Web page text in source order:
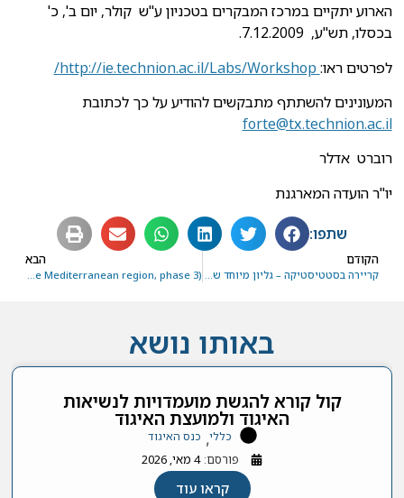
הארוע יתקיים במרכז המבקרים בטכניון ע"ש קולר, יום ב', כ'
בכסלו, תש"ע, 7.12.2009.
לפרטים ראו:
המעונינים להשתתף מתבקשים להודיע על כך לכתובת
forte@tx.technion.ac.il
רוברט אדלר
יו"ר הועדה המארגנת
שתפו:
הקודם
קריירה בסטטיסטיקה – גליון מיוחד של AMSTAT NEWS
הבא
Medstat III (statistical cooperation in the Mediterranean region, phase 3)
באותו נושא
קול קורא להגשת מועמדויות לנשיאות
האיגוד ולמועצת האיגוד
כללי, כנס האיגוד
פורסם: 4 מאי, 2026
קראו עוד